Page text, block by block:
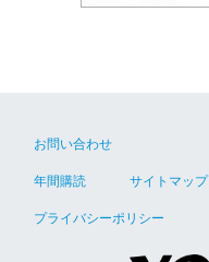
お問い合わせ
年間購読 サイトマップ
プライバシーポリシー